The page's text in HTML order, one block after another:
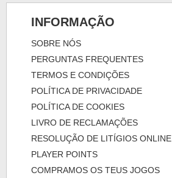
INFORMAÇÃO
SOBRE NÓS
PERGUNTAS FREQUENTES
TERMOS E CONDIÇÕES
POLÍTICA DE PRIVACIDADE
POLÍTICA DE COOKIES
LIVRO DE RECLAMAÇÕES
RESOLUÇÃO DE LITÍGIOS ONLINE
PLAYER POINTS
COMPRAMOS OS TEUS JOGOS